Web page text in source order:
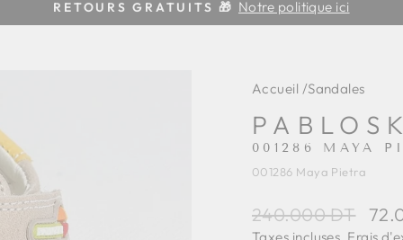
Diaporama
RETOURS GRATUITS 🎁 Notre politique ici
Accueil /Sandales
001286 MAYA
001286 Maya Pietra
Prix
régulier
240.000 DT
Prix